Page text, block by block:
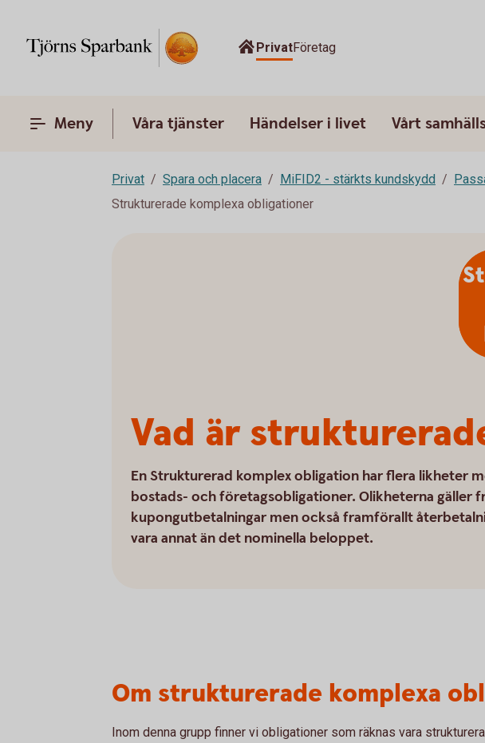
PrivatFöretag
Meny Våra tjänster Händelser i livet Vårt
Privat Spara och placera MiFID2 - stärkts kundskydd
Strukturerade komplexa obligationer
Vad är
En Strukturerad komplex obligation har flera likheter
bostads- och företagsobligationer. Olikheterna gäller
kupongutbetalningar men också framförallt
vara annat än det nominella beloppet.
Om strukturerade komplexa
Inom denna grupp finner vi obligationer som räknas vara